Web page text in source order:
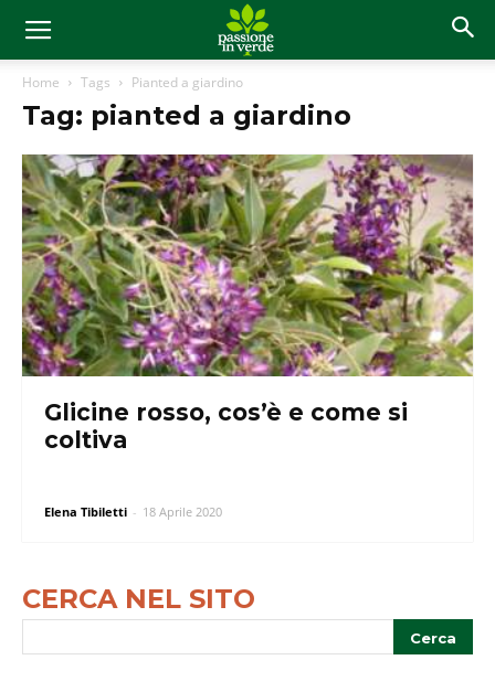
Home Tags Pianted a giardino
Tag: pianted a giardino
Glicine rosso, cos’è e come si
coltiva
Elena Tibiletti - 18 Aprile 2020
CERCA NEL SITO